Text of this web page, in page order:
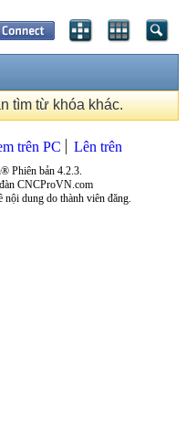
tìm từ khóa khác.
trên PC Lên trên
Phiên bản 4.2.3.
CNCProVN.com
dung do thành viên đăng.